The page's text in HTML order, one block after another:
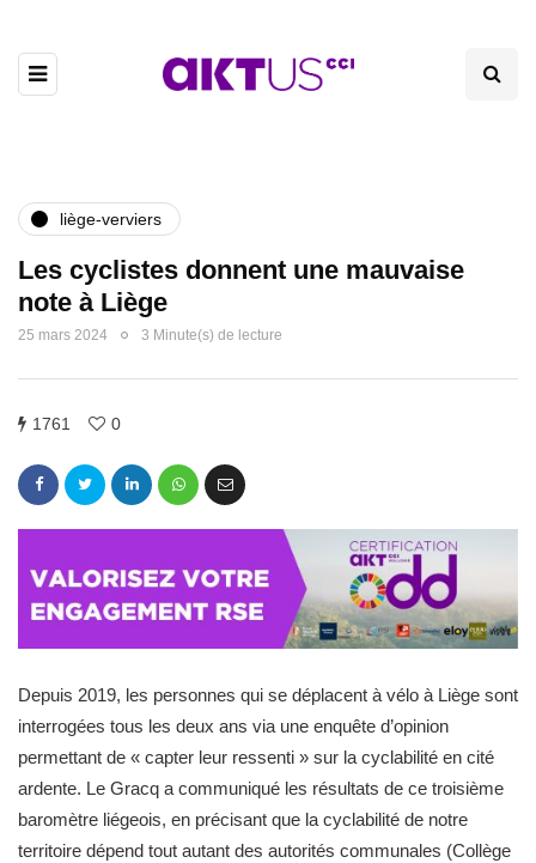
liège-verviers
Les cyclistes donnent une mauvaise
note à Liège
25 mars 2024 3 Minute(s) de lecture
1761 0
Depuis 2019, les personnes qui se déplacent à vélo à Liège sont
interrogées tous les deux ans via une enquête d’opinion
permettant de « capter leur ressenti » sur la cyclabilité en cité
ardente. Le Gracq a communiqué les résultats de ce troisième
baromètre liégeois, en précisant que la cyclabilité de notre
territoire dépend tout autant des autorités communales (Collège